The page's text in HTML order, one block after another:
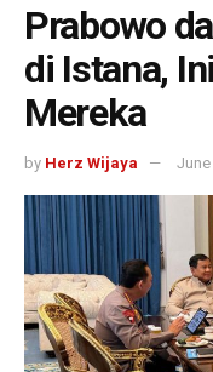
Prabowo
di Istana,
Mereka
by Herz Wijaya June